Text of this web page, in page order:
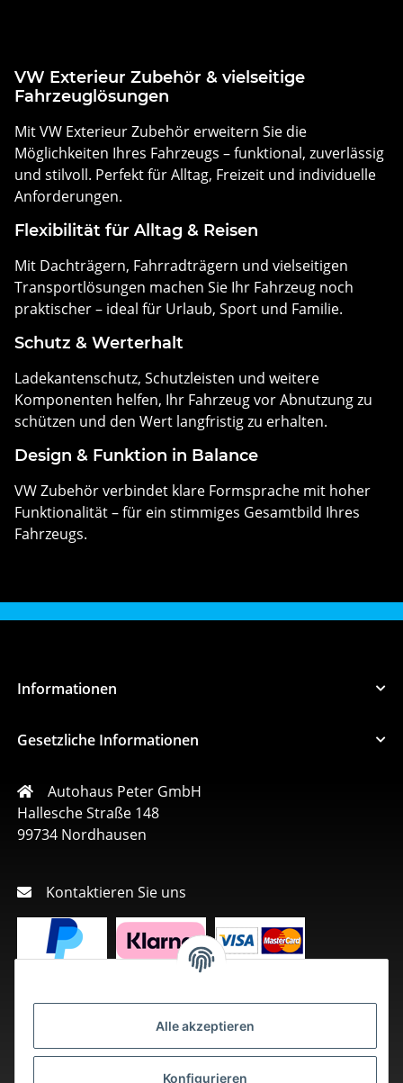
Alle akzeptieren
Konfigurieren
VW Exterieur Zubehör & vielseitige
Fahrzeuglösungen
Mit VW Exterieur Zubehör erweitern Sie die
Möglichkeiten Ihres Fahrzeugs – funktional, zuverlässig
und stilvoll. Perfekt für Alltag, Freizeit und individuelle
Anforderungen.
Flexibilität für Alltag & Reisen
Mit Dachträgern, Fahrradträgern und vielseitigen
Transportlösungen machen Sie Ihr Fahrzeug noch
praktischer – ideal für Urlaub, Sport und Familie.
Schutz & Werterhalt
Ladekantenschutz, Schutzleisten und weitere
Komponenten helfen, Ihr Fahrzeug vor Abnutzung zu
schützen und den Wert langfristig zu erhalten.
Design & Funktion in Balance
VW Zubehör verbindet klare Formsprache mit hoher
Funktionalität – für ein stimmiges Gesamtbild Ihres
Fahrzeugs.
Informationen
Gesetzliche Informationen
Autohaus Peter GmbH
Hallesche Straße 148
99734 Nordhausen
Kontaktieren Sie uns